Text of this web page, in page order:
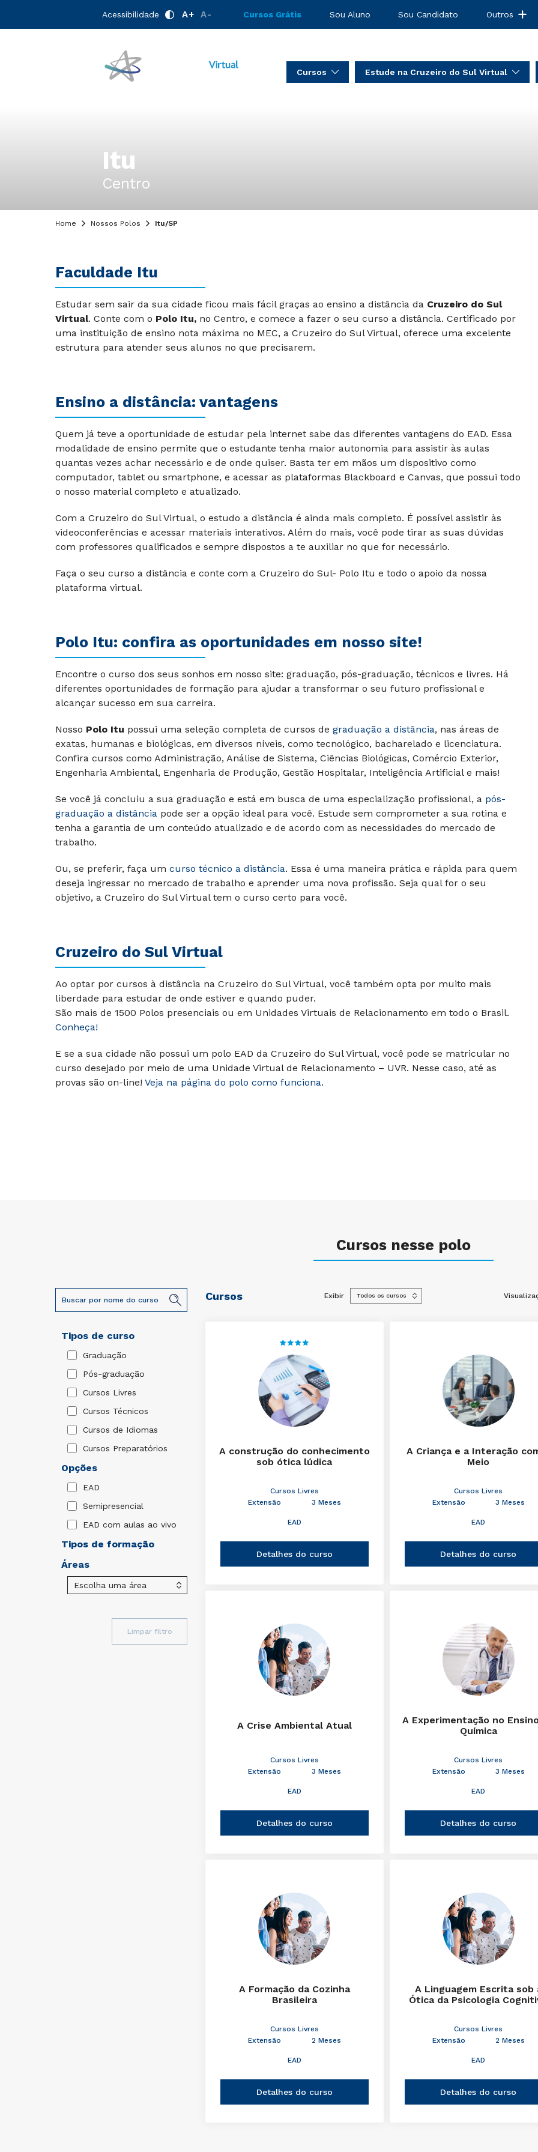
Acessibilidade A+ A- Cursos Grátis Sou Aluno Sou Candidato Outros
Cursos Estude na Cruzeiro do Sul Virtual
Itu
Centro
Home Nossos Polos Itu/SP
Faculdade Itu
Estudar sem sair da sua cidade ficou mais fácil graças ao ensino a distância da Cruzeiro do Sul
Virtual. Conte com o Polo Itu, no Centro, e comece a fazer o seu curso a distância. Certificado por
uma instituição de ensino nota máxima no MEC, a Cruzeiro do Sul Virtual, oferece uma excelente
estrutura para atender seus alunos no que precisarem.
Ensino a distância: vantagens
Quem já teve a oportunidade de estudar pela internet sabe das diferentes vantagens do EAD. Essa
modalidade de ensino permite que o estudante tenha maior autonomia para assistir às aulas
quantas vezes achar necessário e de onde quiser. Basta ter em mãos um dispositivo como
computador, tablet ou smartphone, e acessar as plataformas Blackboard e Canvas, que possui todo
o nosso material completo e atualizado.
Com a Cruzeiro do Sul Virtual, o estudo a distância é ainda mais completo. É possível assistir às
videoconferências e acessar materiais interativos. Além do mais, você pode tirar as suas dúvidas
com professores qualificados e sempre dispostos a te auxiliar no que for necessário.
Faça o seu curso a distância e conte com a Cruzeiro do Sul- Polo Itu e todo o apoio da nossa
plataforma virtual.
Polo Itu: confira as oportunidades em nosso site!
Encontre o curso dos seus sonhos em nosso site: graduação, pós-graduação, técnicos e livres. Há
diferentes oportunidades de formação para ajudar a transformar o seu futuro profissional e
alcançar sucesso em sua carreira.
Nosso Polo Itu possui uma seleção completa de cursos de graduação a distância, nas áreas de
exatas, humanas e biológicas, em diversos níveis, como tecnológico, bacharelado e licenciatura.
Confira cursos como Administração, Análise de Sistema, Ciências Biológicas, Comércio Exterior,
Engenharia Ambiental, Engenharia de Produção, Gestão Hospitalar, Inteligência Artificial e mais!
Se você já concluiu a sua graduação e está em busca de uma especialização profissional, a pós-
graduação a distância pode ser a opção ideal para você. Estude sem comprometer a sua rotina e
tenha a garantia de um conteúdo atualizado e de acordo com as necessidades do mercado de
trabalho.
Ou, se preferir, faça um curso técnico a distância. Essa é uma maneira prática e rápida para quem
deseja ingressar no mercado de trabalho e aprender uma nova profissão. Seja qual for o seu
objetivo, a Cruzeiro do Sul Virtual tem o curso certo para você.
Cruzeiro do Sul Virtual
Ao optar por cursos à distância na Cruzeiro do Sul Virtual, você também opta por muito mais
liberdade para estudar de onde estiver e quando puder.
São mais de 1500 Polos presenciais ou em Unidades Virtuais de Relacionamento em todo o Brasil.
Conheça!
E se a sua cidade não possui um polo EAD da Cruzeiro do Sul Virtual, você pode se matricular no
curso desejado por meio de uma Unidade Virtual de Relacionamento – UVR. Nesse caso, até as
provas são on-line! Veja na página do polo como funciona.
Cursos nesse polo
Tipos de curso
Graduação
Pós-graduação
Cursos Livres
Cursos Técnicos
Cursos de Idiomas
Cursos Preparatórios
Opções
EAD
Semipresencial
EAD com aulas ao vivo
Tipos de formação
Áreas
Limpar filtro
Cursos Exibir
A construção do conhecimento
sob ótica lúdica
Cursos Livres
Extensão
3 Meses
EAD
Detalhes do curso
A Criança e a Interação
Meio
Cursos Livres
Extensão
3 Meses
EAD
Detalhes do curso
A Crise Ambiental Atual
Cursos Livres
Extensão
3 Meses
EAD
Detalhes do curso
A Experimentação no
Química
Cursos Livres
Extensão
3 Meses
EAD
Detalhes do curso
A Formação da Cozinha
Brasileira
Cursos Livres
Extensão
2 Meses
EAD
Detalhes do curso
A Linguagem Escrita sob
Ótica da Psicologia
Cursos Livres
Extensão
2 Meses
EAD
Detalhes do curso